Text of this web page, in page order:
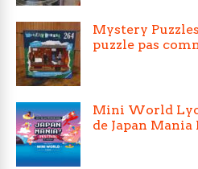
Mystery
puzzle pas
Mini World
de Japan Mania